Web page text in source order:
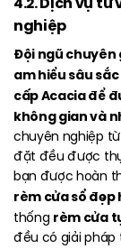
nghiệp
Đội ngũ chuyên
am hiểu sâu
cấp Acacia để
không gian và
chuyên nghiệp
đặt đều được
bạn được hoàn
rèm cửa sổ đẹp
thống rèm cửa
đều có giải pháp